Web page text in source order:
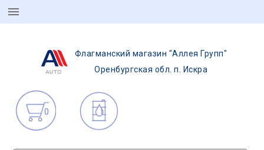
Флагманский магазин "Аллея Групп"
Оренбургская обл. п. Искра
0